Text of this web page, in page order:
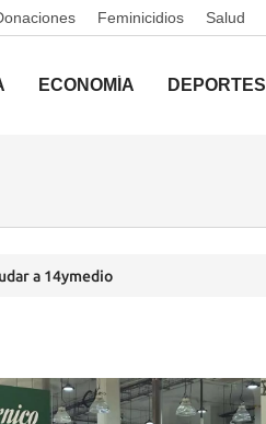
Feminicidios Salud
ECONOMÍA DEPORTES
a 14ymedio